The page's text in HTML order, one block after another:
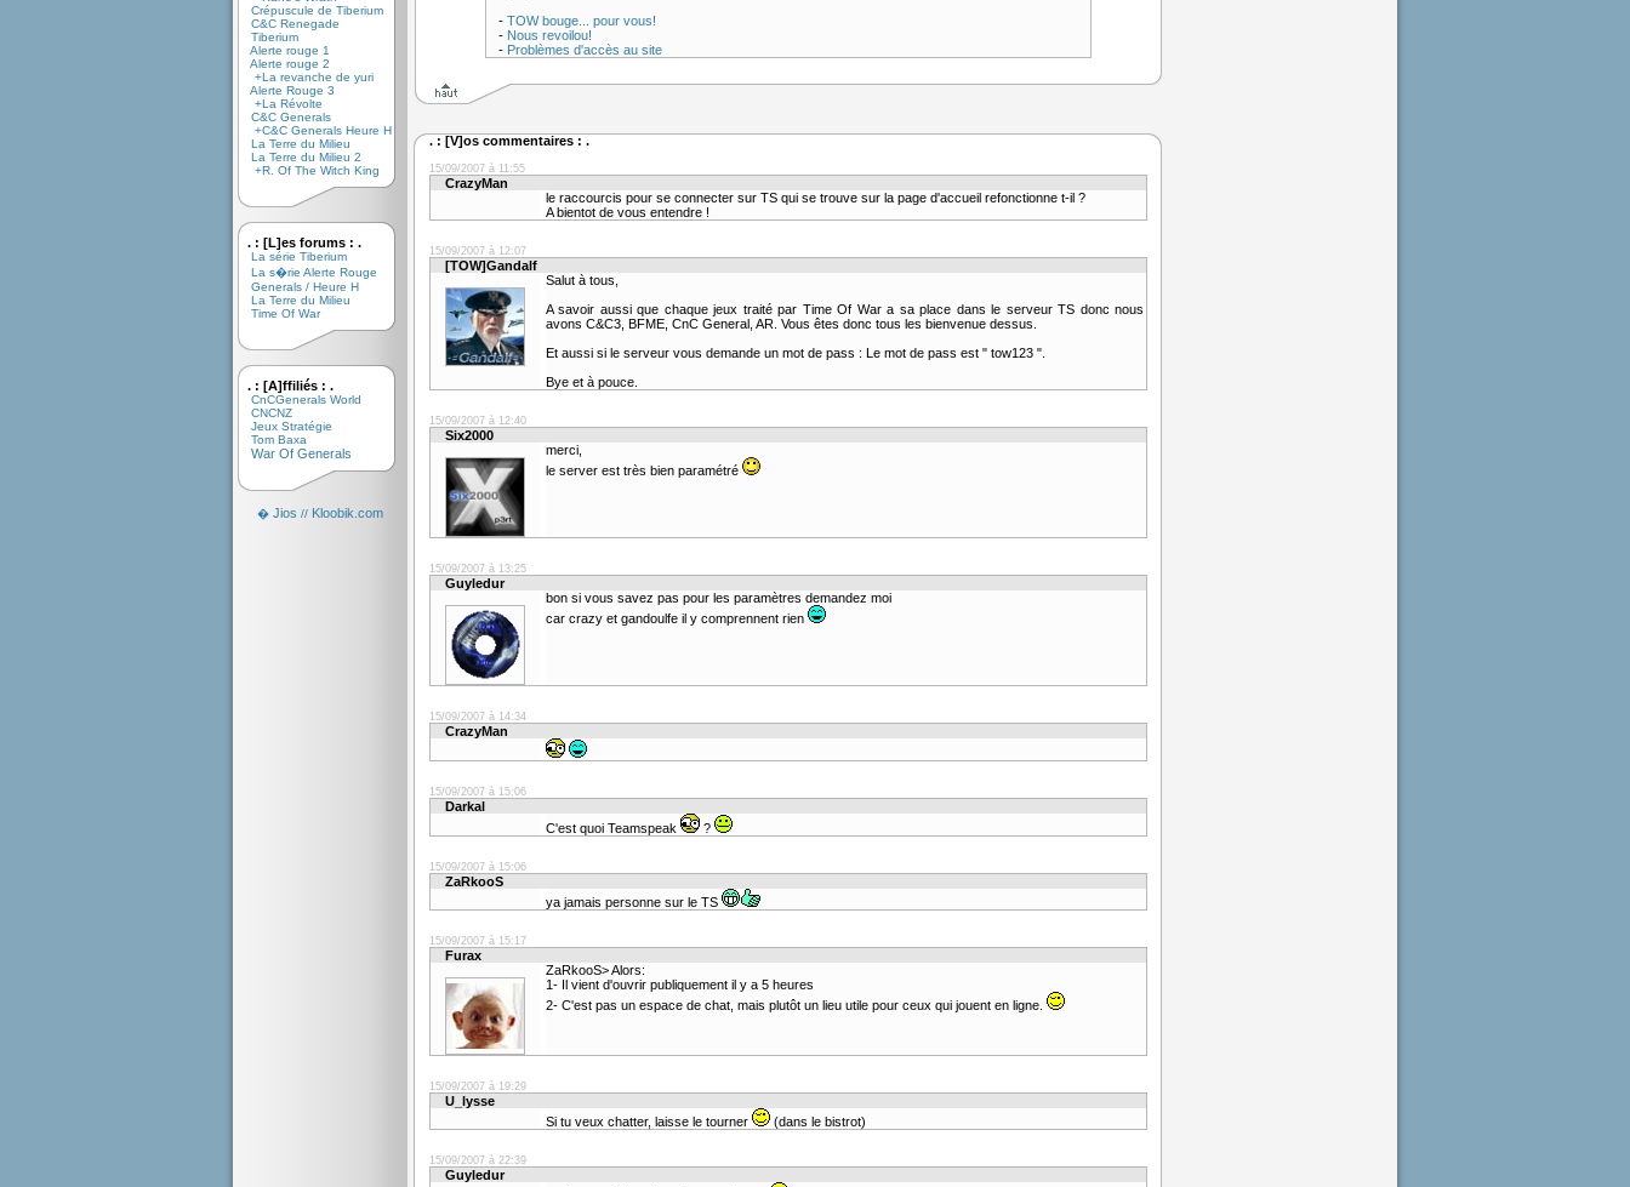
Crépuscule de Tiberium
C&C Renegade
Tiberium
Alerte rouge 1
Alerte rouge 2
+La revanche de yuri
Alerte Rouge 3
+La Révolte
C&C Generals
+C&C Generals Heure H
La Terre du Milieu
La Terre du Milieu 2
+R. Of The Witch King
. : [L]es forums : .
La série Tiberium
La s�rie Alerte Rouge
Generals / Heure H
La Terre du Milieu
Time Of War
. : [A]ffiliés : .
CnCGenerals World
CNCNZ
Jeux Stratégie
Tom Baxa
War Of Generals
� Jios // Kloobik.com
- TOW bouge... pour vous!
- Nous revoilou!
- Problèmes d'accès au site
. : [V]os commentaires : .
15/09/2007 à 11:55
CrazyMan
le raccourcis pour se connecter sur TS qui se trouve sur la page d'accueil refonctionne t-il ?
A bientot de vous entendre !
15/09/2007 à 12:07
[TOW]Gandalf
Salut à tous,
A savoir aussi que chaque jeux traité par Time Of War a sa place dans le serveur TS donc nous
avons C&C3, BFME, CnC General, AR. Vous êtes donc tous les bienvenue dessus.
Et aussi si le serveur vous demande un mot de pass : Le mot de pass est " tow123 ".
Bye et à pouce.
15/09/2007 à 12:40
Six2000
merci,
le server est très bien paramétré
15/09/2007 à 13:25
Guyledur
bon si vous savez pas pour les paramètres demandez moi
car crazy et gandoulfe il y comprennent rien
15/09/2007 à 14:34
CrazyMan
15/09/2007 à 15:06
Darkal
C'est quoi Teamspeak
?
15/09/2007 à 15:06
ZaRkooS
ya jamais personne sur le TS
15/09/2007 à 15:17
Furax
ZaRkooS> Alors:
1- Il vient d'ouvrir publiquement il y a 5 heures
2- C'est pas un espace de chat, mais plutôt un lieu utile pour ceux qui jouent en ligne.
15/09/2007 à 19:29
U_lysse
Si tu veux chatter, laisse le tourner
(dans le bistrot)
15/09/2007 à 22:39
Guyledur